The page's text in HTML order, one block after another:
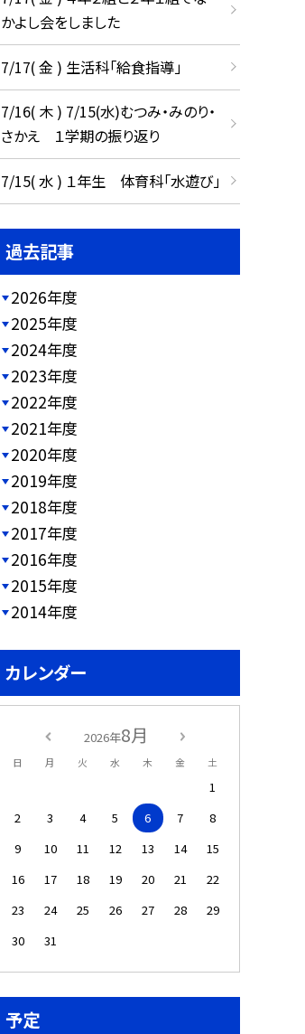
かよし会をしました
7/17( 金 ) 生活科「給食指導」
7/16( 木 ) 7/15(水)むつみ・みのり・
さかえ １学期の振り返り
7/15( 水 ) １年生 体育科「水遊び」
過去記事
2026年度
2025年度
2024年度
2023年度
2022年度
2021年度
2020年度
2019年度
2018年度
2017年度
2016年度
2015年度
2014年度
カレンダー
2026年8月
日 月 火 水 木 金 土
1
2
3 4 5 6 7
8
9
10 11 12 13 14
15
16
17 18 19 20 21
22
23
24 25 26 27 28
29
30
31
予定